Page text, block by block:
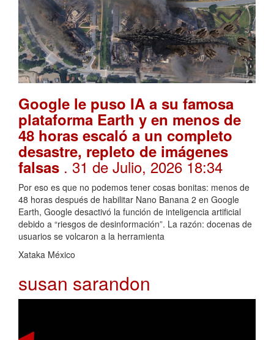
Google le puso IA a su famosa
plataforma Earth y en menos de
48 horas escaló a un completo
desastre, repleto de imágenes
falsas . 31 de Julio, 2026 18:34
Por eso es que no podemos tener cosas bonitas: menos de
48 horas después de habilitar Nano Banana 2 en Google
Earth, Google desactivó la función de inteligencia artificial
debido a “riesgos de desinformación”. La razón: docenas de
usuarios se volcaron a la herramienta
Xataka México
susan sarandon